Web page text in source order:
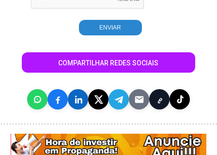
COMPARTILHAR REDES SOCIAIS